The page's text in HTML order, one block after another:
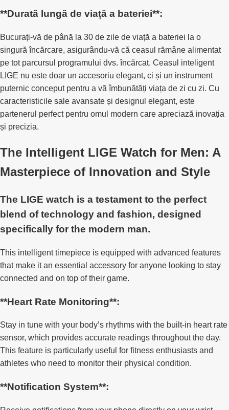
**Durată lungă de viață a bateriei**:
Bucurați-vă de până la 30 de zile de viață a bateriei la o
singură încărcare, asigurându-vă că ceasul rămâne alimentat
pe tot parcursul programului dvs. încărcat. Ceasul inteligent
LIGE nu este doar un accesoriu elegant, ci și un instrument
puternic conceput pentru a vă îmbunătăți viața de zi cu zi. Cu
caracteristicile sale avansate și designul elegant, este
partenerul perfect pentru omul modern care apreciază inovația
și precizia.
The Intelligent LIGE Watch for Men: A
Masterpiece of Innovation and Style
The LIGE watch is a testament to the perfect
blend of technology and fashion, designed
specifically for the modern man.
This intelligent timepiece is equipped with advanced features
that make it an essential accessory for anyone looking to stay
connected and on top of their game.
**Heart Rate Monitoring**:
Stay in tune with your body’s rhythms with the built-in heart rate
sensor, which provides accurate readings throughout the day.
This feature is particularly useful for fitness enthusiasts and
athletes who need to monitor their physical condition.
**Notification System**: